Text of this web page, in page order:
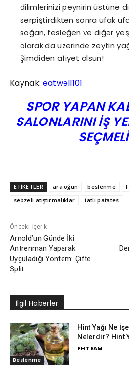
dilimlerinizi peynirin üstüne
serpiştirdikten sonra ufak
soğan, fesleğen ve diğer
olarak da üzerinde zeytin
Şimdiden afiyet olsun!
Kaynak: eatwell101
SPOR YAPAN
SALONLARINI İŞ
ETİKETLER ara öğün beslenme
sebzeli atıştırmalıklar
tatlı patates
Önceki İçerik
Arnold’un Günde İki
Antrenman Yaparak
Uyguladığı Yöntem: Çifte
Split
İlgil Haberler
Beslenme
Hint Yağı Ne
Nelerdir? Hint
FH TEAM